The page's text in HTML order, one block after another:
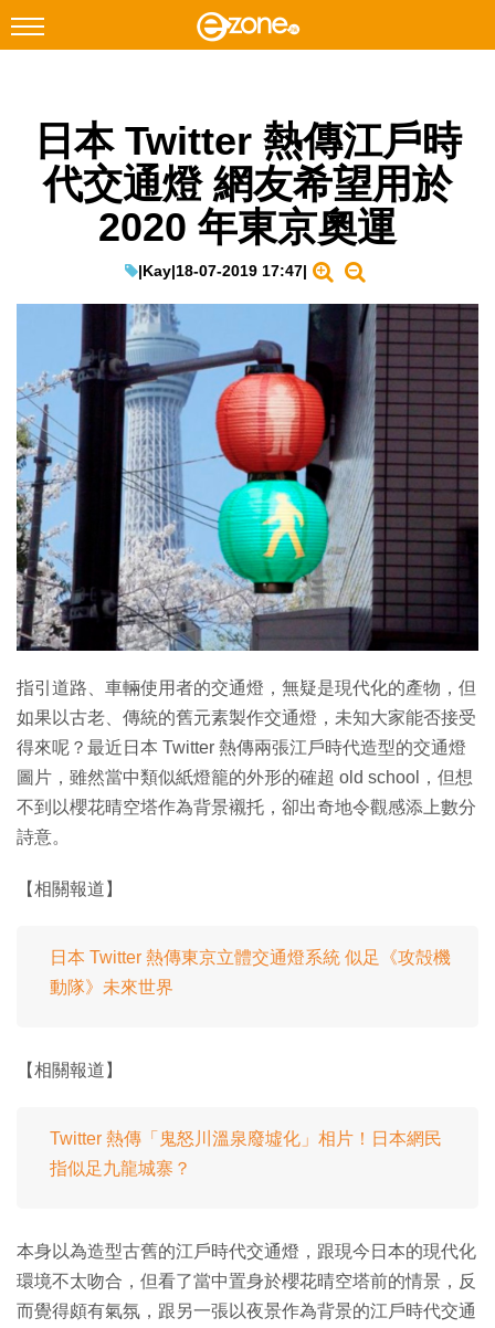
Facebook Instagram
科技焦點
教學評測
IT Times
生成式AI與雲端應用
Enterprise Digital Transformation
特集
日本 Twitter 熱傳江戶時
代交通燈 網友希望用於
2020 年東京奧運
|Kay|18-07-2019 17:47|
指引道路、車輛使用者的交通燈，無疑是現代化的產物，但
如果以古老、傳統的舊元素製作交通燈，未知大家能否接受
得來呢？最近日本 Twitter 熱傳兩張江戶時代造型的交通燈
圖片，雖然當中類似紙燈籠的外形的確超 old school，但想
不到以櫻花晴空塔作為背景襯托，卻出奇地令觀感添上數分
詩意。
【相關報道】
日本 Twitter 熱傳東京立體交通燈系統 似足《攻殻機
動隊》未來世界
【相關報道】
Twitter 熱傳「鬼怒川溫泉廢墟化」相片！日本網民
指似足九龍城寨？
本身以為造型古舊的江戶時代交通燈，跟現今日本的現代化
環境不太吻合，但看了當中置身於櫻花晴空塔前的情景，反
而覺得頗有氣氛，跟另一張以夜景作為背景的江戶時代交通